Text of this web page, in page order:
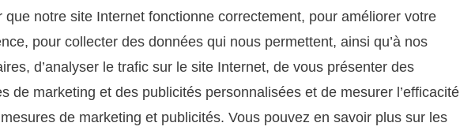
que notre site Internet fonctionne correctement, pour améliorer votre
pour collecter des données qui nous permettent, ainsi qu’à nos
d’analyser le trafic sur le site Internet, de vous présenter des
de marketing et des publicités personnalisées et de mesurer l’efficacité
de marketing et publicités. Vous pouvez en savoir plus sur les